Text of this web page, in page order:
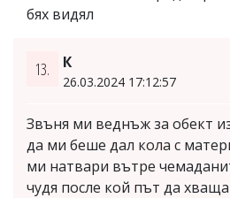
бях видял
13. К
26.03.2024 17:12:57
Звъня ми веднъж за обект
да ми беше дал кола с
ми натвари вътре
чудя после кой път да